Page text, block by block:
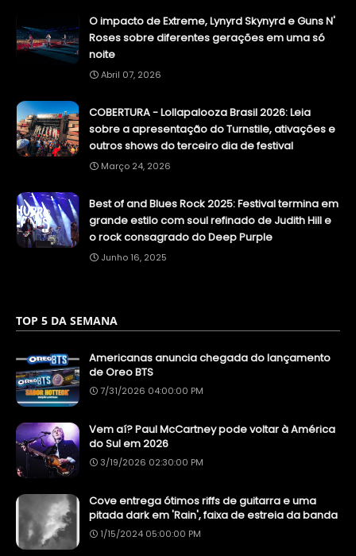
O impacto de Extreme, Lynyrd Skynyrd e Guns N'
Roses sobre diferentes gerações em uma só
noite
Abril 07, 2026
COBERTURA - Lollapalooza Brasil 2026: Leia
sobre a apresentação do Turnstile, ativações e
outros shows do terceiro dia de festival
Março 24, 2026
Best of and Blues Rock 2025: Festival termina em
grande estilo com soul refinado de Judith Hill e
o rock consagrado do Deep Purple
Junho 16, 2025
TOP 5 DA SEMANA
Americanas anuncia chegada do lançamento
de Oreo BTS
7/31/2026 04:00:00 PM
Vem aí? Paul McCartney pode voltar à América
do Sul em 2026
3/19/2026 02:30:00 PM
Cove entrega ótimos riffs de guitarra e uma
pitada dark em 'Rain', faixa de estreia da banda
1/15/2024 05:00:00 PM